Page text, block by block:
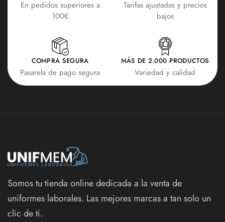
En pedidos superiores a
100€
Tarifas ajustadas y precios
bajos
COMPRA SEGURA
Pasarela de pago segura
MÁS DE 2.000 PRODUCTOS
Variedad y calidad
Somos tu tienda online dedicada a la venta de
uniformes laborales. Las mejores marcas a tan solo un
clic de ti.